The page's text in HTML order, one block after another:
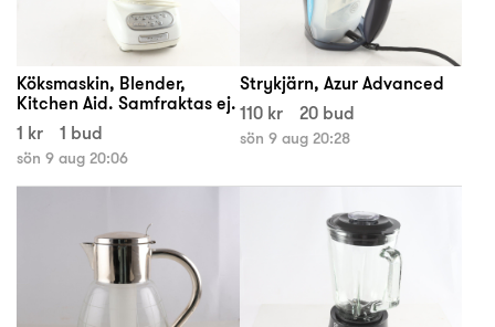
Köksmaskin, Blender,
Kitchen Aid. Samfraktas ej.
1 kr
1 bud
sön 9 aug 20:06
Strykjärn, Azur Advanced
110 kr
20 bud
sön 9 aug 20:28